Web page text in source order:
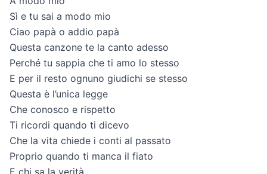
Sì e tu sai a modo mio
Ciao papà o addio papà
Questa canzone te la canto adesso
Perché tu sappia che ti amo lo stesso
E per il resto ognuno giudichi se stesso
Questa è l’unica legge
Che conosco e rispetto
Ti ricordi quando ti dicevo
Che la vita chiede i conti al passato
Proprio quando ti manca il fiato
E chi sa la verità